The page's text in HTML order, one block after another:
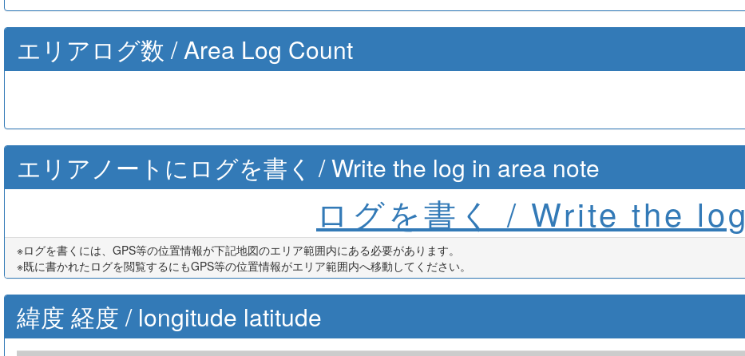
エリアログ数 / Area Log Count
エリアノートにログを書く / Write the log in area note
ログを書く / Write the log
※ログを書くには、GPS等の位置情報が下記地図のエリア範囲内にある必要があります。
※既に書かれたログを閲覧するにもGPS等の位置情報がエリア範囲内へ移動してください。
緯度 経度 / longitude latitude